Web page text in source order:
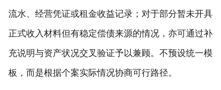
流水、经营凭证或租金收益记录；对于部分暂未开具
正式收入材料但有稳定偿债来源的情况，亦可通过补
充说明与资产状况交叉验证予以兼顾。不预设统一模
板，而是根据个案实际情况协商可行路径。